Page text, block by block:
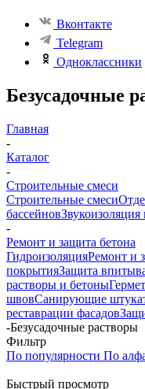
Вконтакте
Telegram
Одноклассники
Безусадочные
Главная
-
Каталог
-
Строительные смеси
Строительные смеси
бассейнов
-
Ремонт и защита бетона
ГидроизоляцияРемонт и
покрытияЗащита
растворы и бетоны
швовСанирующие
реставрации фасадов
-Безусадочные растворы
Фильтр
По популярности По
Быстрый просмотр